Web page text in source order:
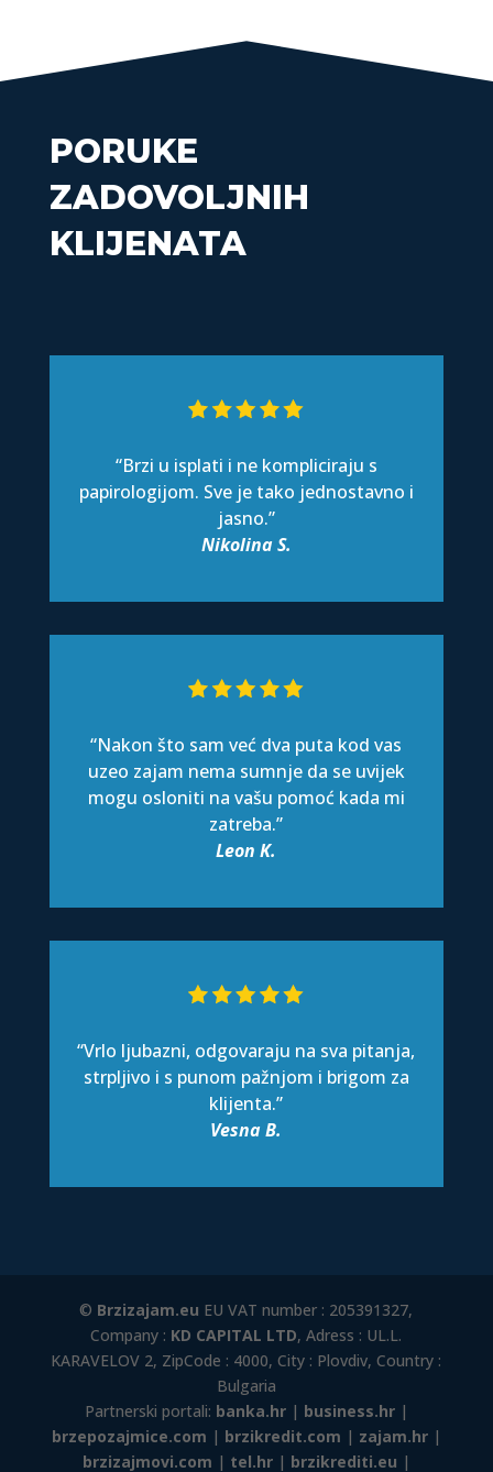
PORUKE
ZADOVOLJNIH
KLIJENATA
“Brzi u isplati i ne kompliciraju s
papirologijom. Sve je tako jednostavno i
jasno.”
Nikolina S.
“Nakon što sam već dva puta kod vas
uzeo zajam nema sumnje da se uvijek
mogu osloniti na vašu pomoć kada mi
zatreba.”
Leon K.
“Vrlo ljubazni, odgovaraju na sva pitanja,
strpljivo i s punom pažnjom i brigom za
klijenta.”
Vesna B.
© Brzizajam.eu EU VAT number : 205391327,
Company : KD CAPITAL LTD, Adress : UL.L.
KARAVELOV 2, ZipCode : 4000, City : Plovdiv, Country :
Bulgaria
Partnerski portali: banka.hr| business.hr|
brzepozajmice.com | brzikredit.com | zajam.hr|
brzizajmovi.com | tel.hr| brzikrediti.eu |